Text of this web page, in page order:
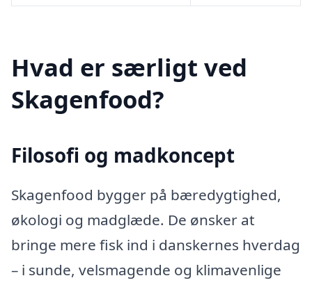
Hvad er særligt ved
Skagenfood?
Filosofi og madkoncept
Skagenfood bygger på bæredygtighed,
økologi og madglæde. De ønsker at
bringe mere fisk ind i danskernes hverdag
– i sunde, velsmagende og klimavenlige